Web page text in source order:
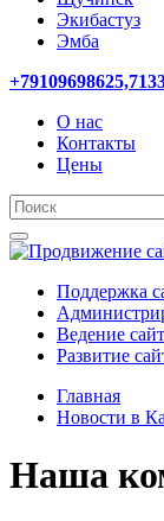
Экибастуз
Эмба
О нас
Контакты
Цены
Поддержка
Ведение
Развитие
Главная
Новости в
Наша